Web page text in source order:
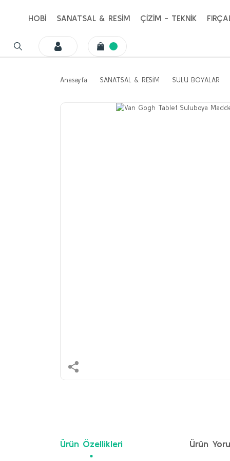
HOBİ SANATSAL & RESİM ÇİZİM - TEKNİK
Anasayfa SANATSAL & RESİM SULU BOYALAR
Ürün Özellikleri Ürün